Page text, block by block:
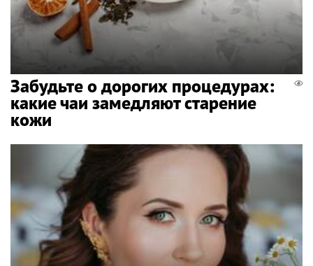
Забудьте о дорогих процедурах:
какие чаи замедляют старение
кожи